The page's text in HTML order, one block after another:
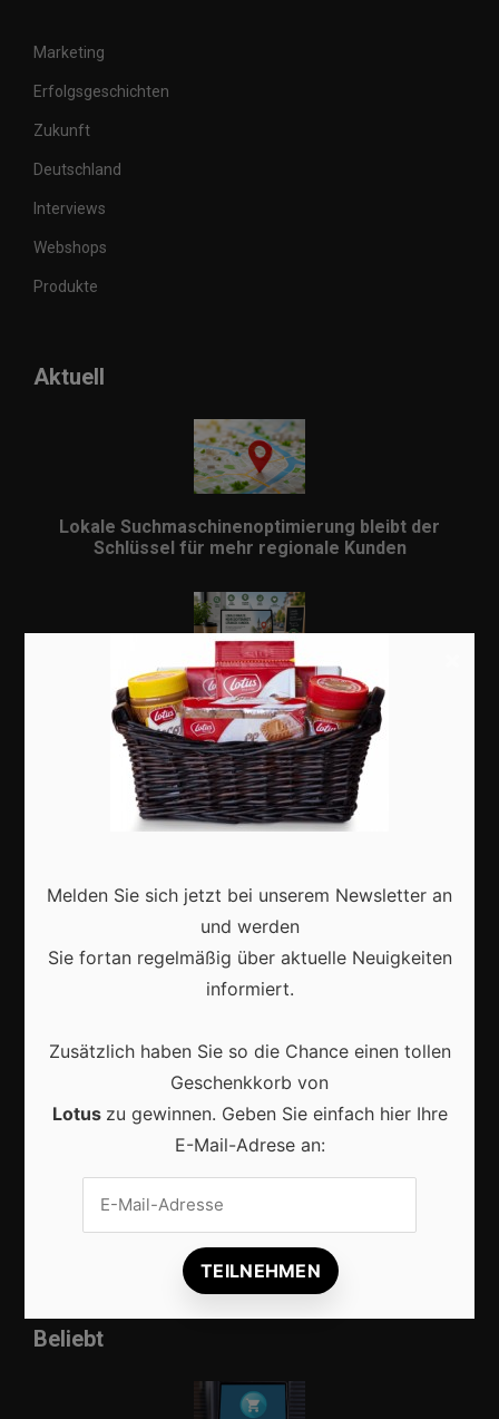
Marketing
Erfolgsgeschichten
Zukunft
Deutschland
Interviews
Webshops
Produkte
Aktuell
Lokale Suchmaschinenoptimierung bleibt der
Schlüssel für mehr regionale Kunden
Lokales Content-Marketing gewinnt an Bedeutung:
So erreichen Unternehmen ihre Zielgruppe
erfolgreicher
Kleine verrassingen met een grote impact:
originele cadeaus voor spontane momenten
Duurzame geschenken die jarenlang een glimlach
blijven brengen
AI en datagedreven marketing: de toekomst van
succesvolle digitale groei
Beliebt
Melden Sie sich jetzt bei unserem Newsletter an
und werden
Sie fortan regelmäßig über aktuelle Neuigkeiten
informiert.
Zusätzlich haben Sie so die Chance einen tollen
Geschenkkorb von
Lotus zu gewinnen. Geben Sie einfach hier Ihre
E-Mail-Adrese an: